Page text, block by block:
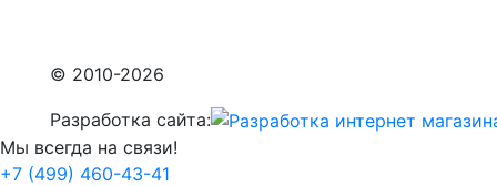
© 2010-2026
Разработка сайта:
Мы всегда на связи!
+7 (499) 460-43-41